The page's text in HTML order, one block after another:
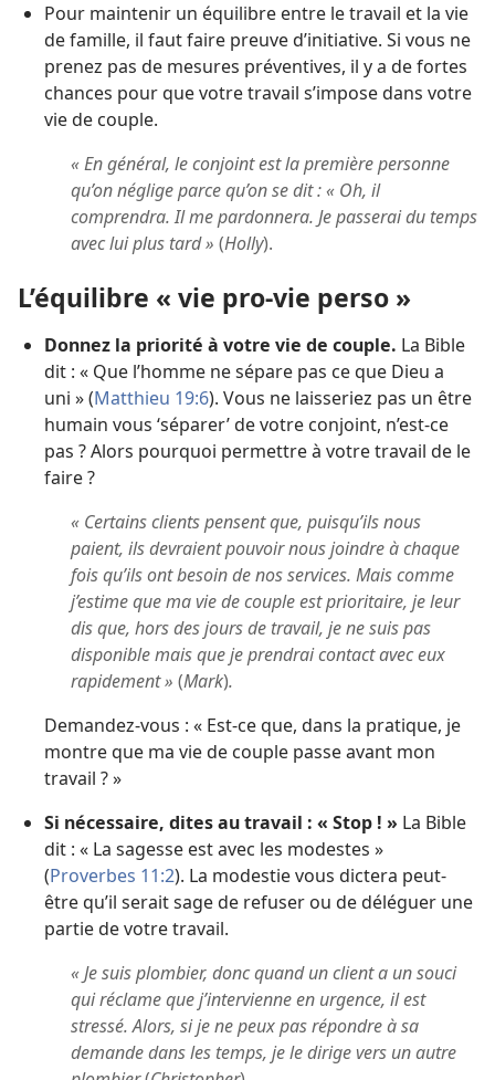
Pour maintenir un équilibre entre le travail et la vie
de famille, il faut faire preuve d’initiative. Si vous ne
prenez pas de mesures préventives, il y a de fortes
chances pour que votre travail s’impose dans votre
vie de couple.
« En général, le conjoint est la première personne
qu’on néglige parce qu’on se dit : « Oh, il
comprendra. Il me pardonnera. Je passerai du temps
avec lui plus tard » (Holly).
L’équilibre « vie pro-vie perso »
Donnez la priorité à votre vie de couple. La Bible
dit : « Que l’homme ne sépare pas ce que Dieu a
uni » (Matthieu 19:6). Vous ne laisseriez pas un être
humain vous ‘séparer’ de votre conjoint, n’est-ce
pas ? Alors pourquoi permettre à votre travail de le
faire ?
« Certains clients pensent que, puisqu’ils nous
paient, ils devraient pouvoir nous joindre à chaque
fois qu’ils ont besoin de nos services. Mais comme
j’estime que ma vie de couple est prioritaire, je leur
dis que, hors des jours de travail, je ne suis pas
disponible mais que je prendrai contact avec eux
rapidement » (Mark).
Demandez-vous : « Est-ce que, dans la pratique, je
montre que ma vie de couple passe avant mon
travail ? »
Si nécessaire, dites au travail : « Stop ! » La Bible
dit : « La sagesse est avec les modestes »
(Proverbes 11:2). La modestie vous dictera peut-
être qu’il serait sage de refuser ou de déléguer une
partie de votre travail.
« Je suis plombier, donc quand un client a un souci
qui réclame que j’intervienne en urgence, il est
stressé. Alors, si je ne peux pas répondre à sa
demande dans les temps, je le dirige vers un autre